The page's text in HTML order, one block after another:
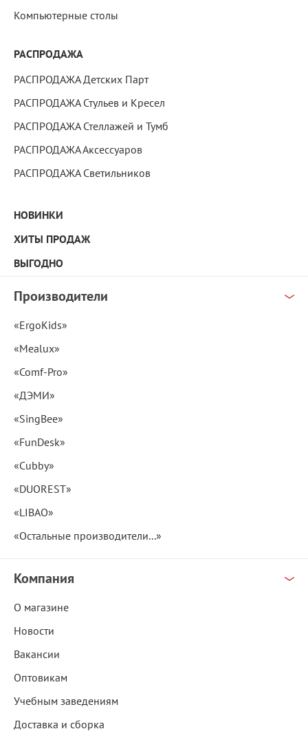
Компьютерные столы
РАСПРОДАЖА
РАСПРОДАЖА Детских Парт
РАСПРОДАЖА Стульев и Кресел
РАСПРОДАЖА Стеллажей и Тумб
РАСПРОДАЖА Аксессуаров
РАСПРОДАЖА Светильников
НОВИНКИ
ХИТЫ ПРОДАЖ
ВЫГОДНО
Производители
«ErgoKids»
«Mealux»
«Comf-Pro»
«ДЭМИ»
«SingBee»
«FunDesk»
«Cubby»
«DUOREST»
«LIBAO»
«Остальные производители...»
Компания
О магазине
Новости
Вакансии
Оптовикам
Учебным заведениям
Доставка и сборка